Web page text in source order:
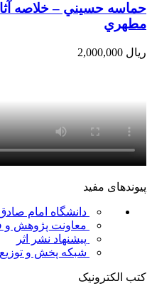
حماسه حسيني – خلاصه
مطهري
ریال
پیوندهای مفید
دانشگاه امام
معاونت پژوهش و
پیشنهاد نشر اثر
شبکه پخش و توزیع
کتب الکترونیک